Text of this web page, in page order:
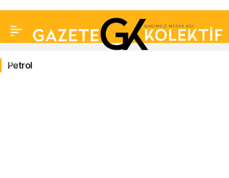
Petrol
Petrol